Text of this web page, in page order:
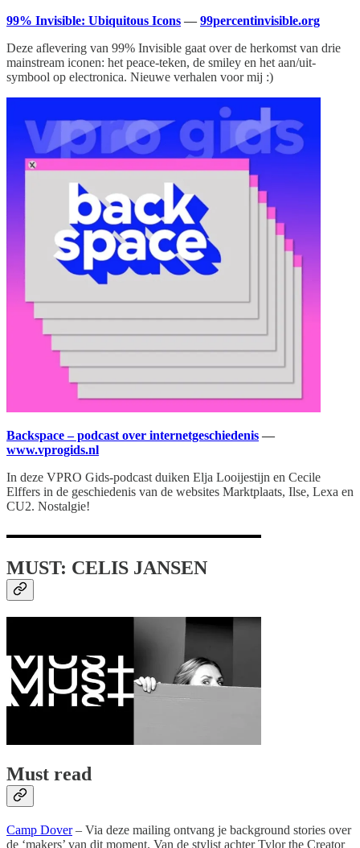
99% Invisible: Ubiquitous Icons — 99percentinvisible.org
Deze aflevering van 99% Invisible gaat over de herkomst van drie
mainstream iconen: het peace-teken, de smiley en het aan/uit-
symbool op electronica. Nieuwe verhalen voor mij :)
Backspace – podcast over internetgeschiedenis —
www.vprogids.nl
In deze VPRO Gids-podcast duiken Elja Looijestijn en Cecile
Elffers in de geschiedenis van de websites Marktplaats, Ilse, Lexa en
CU2. Nostalgie!
MUST: CELIS JANSEN
Must read
Camp Dover– Via deze mailing ontvang je background stories over
de ‘makers’ van dit moment. Van de stylist achter Tylor the Creator